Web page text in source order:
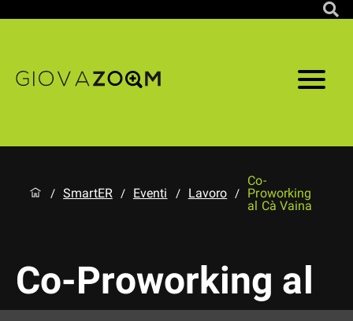
/ SmartER / Eventi / Lavoro /
Co-
Proworking
al Cà Vaina
Co-Proworking al